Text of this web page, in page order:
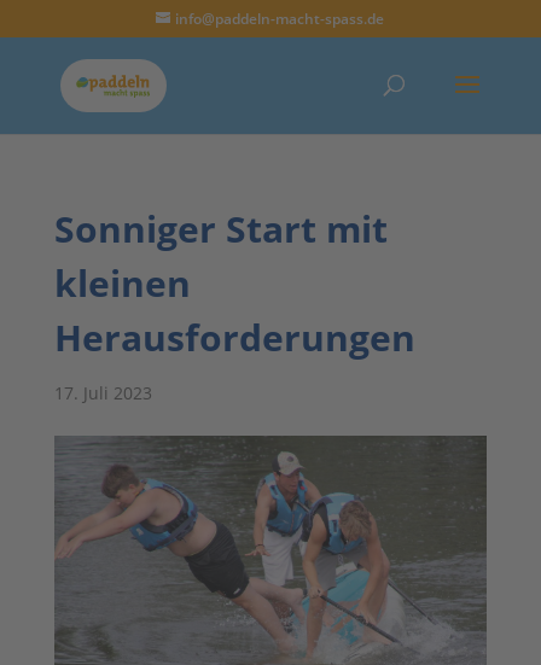
info@paddeln-macht-spass.de
Sonniger Start mit
kleinen
Herausforderungen
17. Juli 2023